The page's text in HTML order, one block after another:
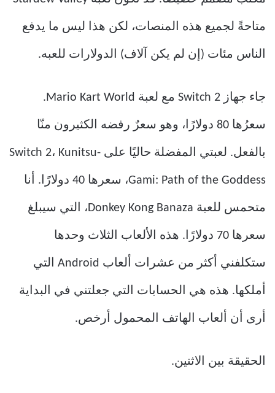
متاحةً لجميع هذه المنصات، لكن هذا ليس ما يدفع
الناس مئات (إن لم يكن آلاف) الدولارات للعبه.
جاء جهاز Switch 2 مع لعبة Mario Kart World.
سعرُها 80 دولارًا، وهو سعرٌ رفضه الكثيرون منّا
بالفعل. لعبتي المفضلة حاليًا على Switch 2، Kunitsu-
Gami: Path of the Goddess، سعرها 40 دولارًا. أنا
متحمس للعبة Donkey Kong Banaza، التي سيبلغ
سعرها 70 دولارًا. هذه الألعاب الثلاث وحدها
ستكلفني أكثر من عشرات ألعاب Android التي
أملكها. هذه هي الحسابات التي جعلتني في البداية
أرى أن ألعاب الهاتف المحمول أرخص.
الحقيقة بين الاثنين.